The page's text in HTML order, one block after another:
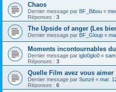
Chaos
Dernier message par BF_Bibou «
Réponses : 3
The Upside of anger (Les
Dernier message par BF_Gloup «
Moments incontournables
Dernier message par iglo0glo0 «
Réponses : 3
Quelle Film avez vous aimer
Dernier message par Sunzé « mar.
Réponses : 6